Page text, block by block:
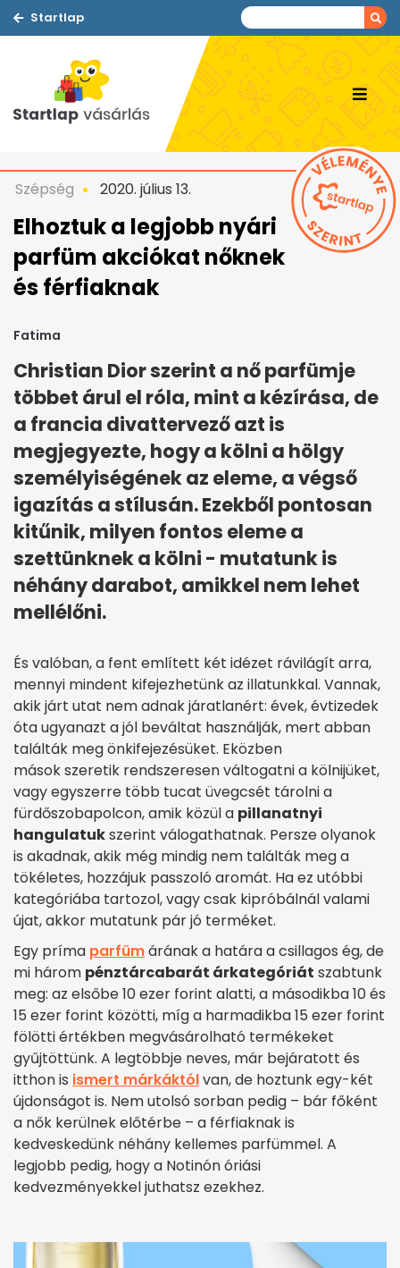
Startlap
Szépség 2020. július 13.
Elhoztuk a legjobb nyári
parfüm akciókat nőknek
és férfiaknak
Fatima
Christian Dior szerint a nő parfümje
többet árul el róla, mint a kézírása, de
a francia divattervező azt is
megjegyezte, hogy a kölni a hölgy
személyiségének az eleme, a végső
igazítás a stílusán. Ezekből pontosan
kitűnik, milyen fontos eleme a
szettünknek a kölni - mutatunk is
néhány darabot, amikkel nem lehet
mellélőni.
És valóban, a fent említett két idézet rávilágít arra,
mennyi mindent kifejezhetünk az illatunkkal. Vannak,
akik járt utat nem adnak járatlanért: évek, évtizedek
óta ugyanazt a jól beváltat használják, mert abban
találták meg önkifejezésüket. Eközben
mások szeretik rendszeresen váltogatni a kölnijüket,
vagy egyszerre több tucat üvegcsét tárolni a
fürdőszobapolcon, amik közül a pillanatnyi
hangulatukszerint válogathatnak. Persze olyanok
is akadnak, akik még mindig nem találták meg a
tökéletes, hozzájuk passzoló aromát. Ha ez utóbbi
kategóriába tartozol, vagy csak kipróbálnál valami
újat, akkor mutatunk pár jó terméket.
Egy príma parfümárának a határa a csillagos ég, de
mi három pénztárcabarát árkategóriát szabtunk
meg: az elsőbe 10 ezer forint alatti, a másodikba 10 és
15 ezer forint közötti, míg a harmadikba 15 ezer forint
fölötti értékben megvásárolható termékeket
gyűjtöttünk. A legtöbbje neves, már bejáratott és
itthon is ismert márkáktólvan, de hoztunk egy-két
újdonságot is. Nem utolsó sorban pedig – bár főként
a nők kerülnek előtérbe – a férfiaknak is
kedveskedünk néhány kellemes parfümmel. A
legjobb pedig, hogy a Notinón óriási
kedvezményekkel juthatsz ezekhez.